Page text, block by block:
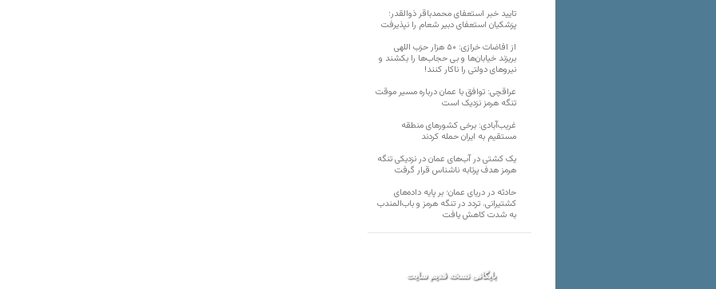
تایید خبر استعفای محمدباقر ذوالقدر؛
پزشکیان استعفای دبیر شعام را نپذیرفت
از افاضات خرازی: ۵۰ هزار حزب اللهی
بریزند خیابان‌ها و بی حجاب‌ها را بکشند و
نیرو‌های دولتی را ناکار کنند!
عراقچی: توافق با عمان درباره مسیر موقت
تنگه هرمز نزدیک است
غریب‌آبادی: برخی کشورهای منطقه
مستقیم به ایران حمله کردند
یک کشتی در آب‌های عمان در نزدیکی تنگه
هرمز هدف پرتابه ناشناس قرار گرفت
حادثه در دریای عمان؛ بر پایه داده‌های
کشتیرانی، تردد در تنگه هرمز و باب‌المندب
به شدت کاهش یافت
بایگانی نسخه قدیم سایت